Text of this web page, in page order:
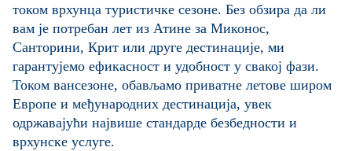
током врхунца туристичке сезоне. Без обзира да ли
вам је потребан лет из Атине за Миконос,
Санторини, Крит или друге дестинације, ми
гарантујемо ефикасност и удобност у свакој фази.
Током вансезоне, обављамо приватне летове широм
Европе и међународних дестинација, увек
одржавајући највише стандарде безбедности и
врхунске услуге.